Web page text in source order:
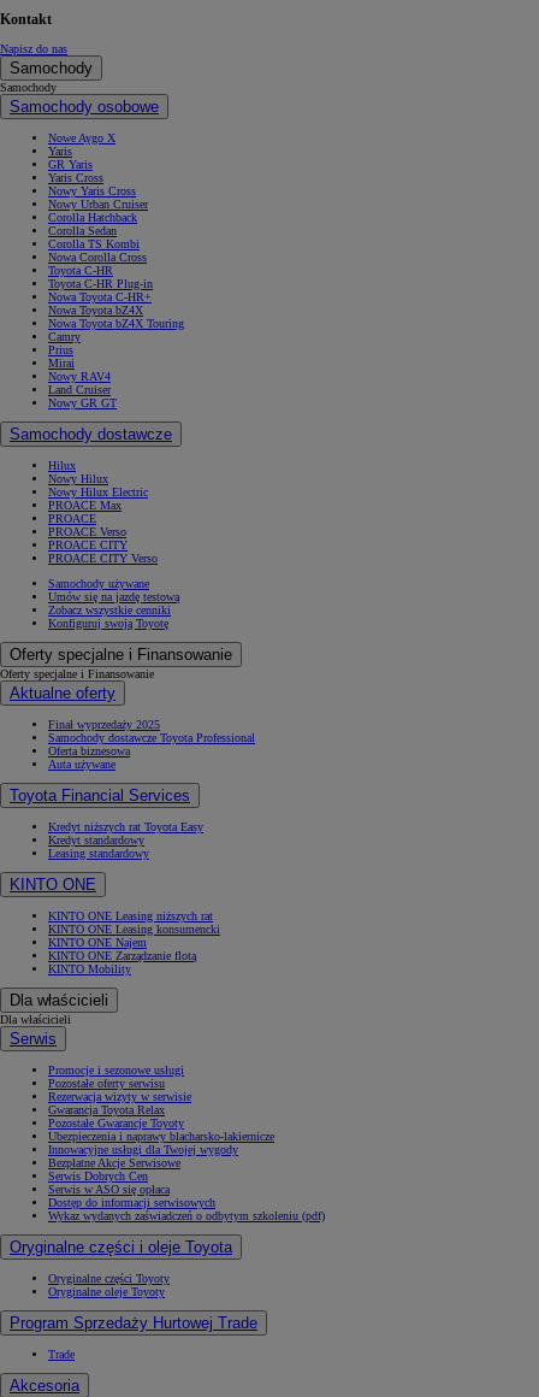
Kontakt
Napisz do nas
Samochody
Samochody
Samochody osobowe
Nowe Aygo X
Yaris
GR Yaris
Yaris Cross
Nowy Yaris Cross
Nowy Urban Cruiser
Corolla Hatchback
Corolla Sedan
Corolla TS Kombi
Nowa Corolla Cross
Toyota C-HR
Toyota C-HR Plug-in
Nowa Toyota C-HR+
Nowa Toyota bZ4X
Nowa Toyota bZ4X Touring
Camry
Prius
Mirai
Nowy RAV4
Land Cruiser
Nowy GR GT
Samochody dostawcze
Hilux
Nowy Hilux
Nowy Hilux Electric
PROACE Max
PROACE
PROACE Verso
PROACE CITY
PROACE CITY Verso
Samochody używane
Umów się na jazdę testową
Zobacz wszystkie cenniki
Konfiguruj swoją Toyotę
Oferty specjalne i Finansowanie
Oferty specjalne i Finansowanie
Aktualne oferty
Finał wyprzedaży 2025
Samochody dostawcze Toyota Professional
Oferta biznesowa
Auta używane
Toyota Financial Services
Kredyt niższych rat Toyota Easy
Kredyt standardowy
Leasing standardowy
KINTO ONE
KINTO ONE Leasing niższych rat
KINTO ONE Leasing konsumencki
KINTO ONE Najem
KINTO ONE Zarządzanie flotą
KINTO Mobility
Dla właścicieli
Dla właścicieli
Serwis
Promocje i sezonowe usługi
Pozostałe oferty serwisu
Rezerwacja wizyty w serwisie
Gwarancja Toyota Relax
Pozostałe Gwarancje Toyoty
Ubezpieczenia i naprawy blacharsko-lakiernicze
Innowacyjne usługi dla Twojej wygody
Bezpłatne Akcje Serwisowe
Serwis Dobrych Cen
Serwis w ASO się opłaca
Dostęp do informacji serwisowych
Wykaz wydanych zaświadczeń o odbytym szkoleniu (pdf)
Oryginalne części i oleje Toyota
Oryginalne części Toyoty
Oryginalne oleje Toyoty
Program Sprzedaży Hurtowej Trade
Trade
Akcesoria